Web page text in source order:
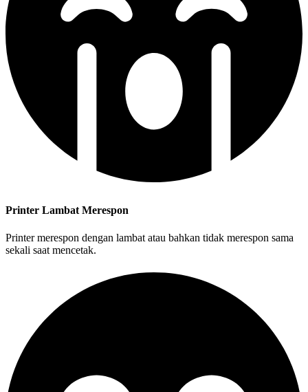
Printer Lambat Merespon
Printer merespon dengan lambat atau bahkan tidak merespon sama
sekali saat mencetak.